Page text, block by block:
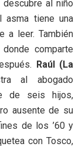
descubre al niño
asma tiene una
a leer. También
comparte
Raúl (La
al abogado
de seis hijos,
ausente de su
de los ’60 y
con Tosco,